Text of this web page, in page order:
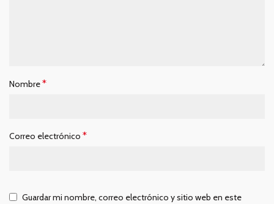
Nombre*
Correo electrónico *
Guardar mi nombre, correo electrónico y sitio web en este